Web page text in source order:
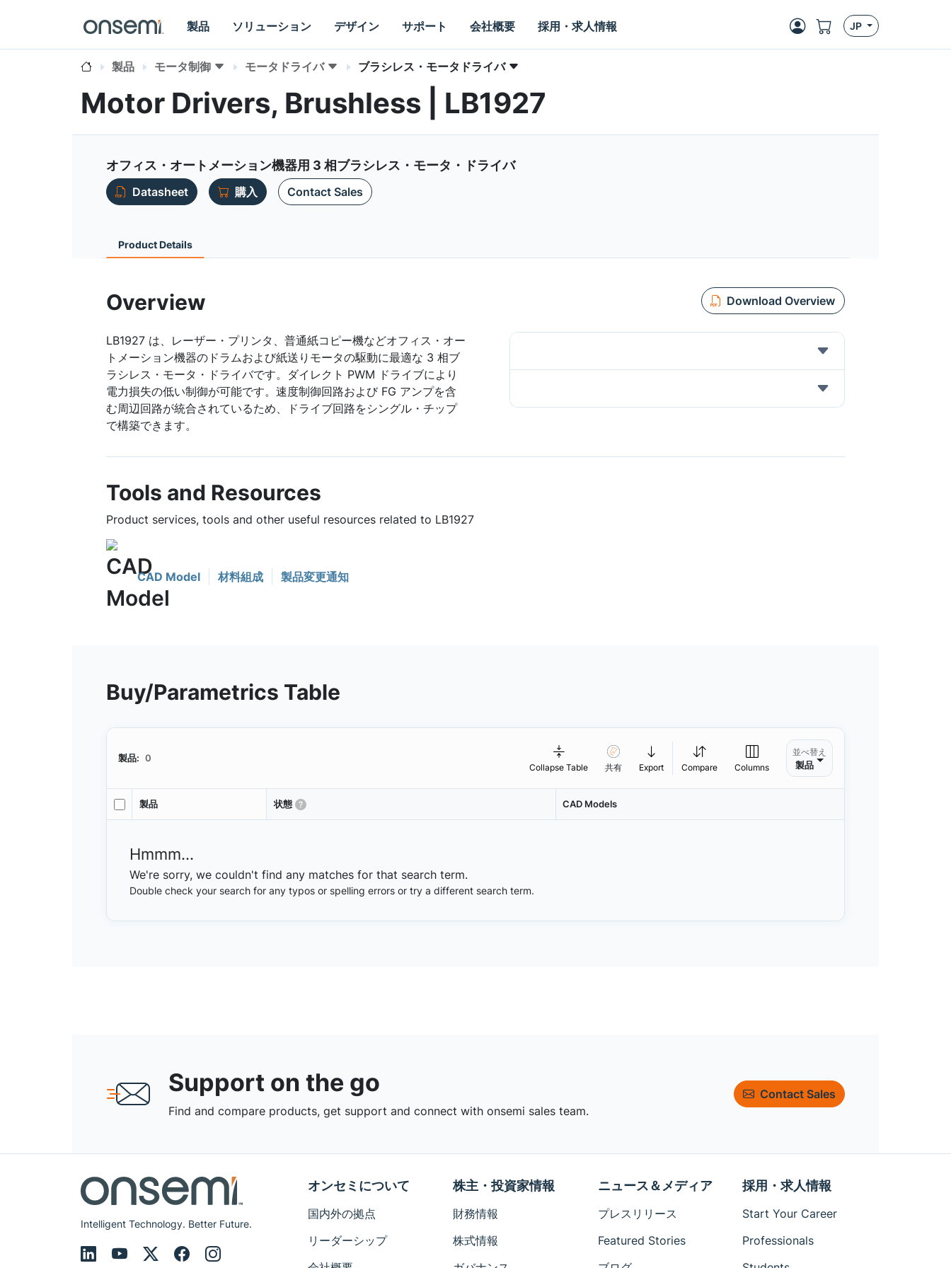
製品 ソリューション デザイン サポート 会社概要 採用・求人情報 JP
製品 モータ制御 モータドライバ ブラシレス・モータドライバ
Motor Drivers, Brushless | LB1927
オフィス・オートメーション機器用 3 相ブラシレス・モータ・ドライバ
Datasheet 購入 Contact Sales
Product Details
Overview Download Overview
LB1927 は、レーザー・プリンタ、普通紙コピー機などオフィス・オー
トメーション機器のドラムおよび紙送りモータの駆動に最適な 3 相ブ
ラシレス・モータ・ドライバです。ダイレクト PWM ドライブにより
電力損失の低い制御が可能です。速度制御回路および FG アンプを含
む周辺回路が統合されているため、ドライブ回路をシングル・チップ
で構築できます。
Tools and Resources
Product services, tools and other useful resources related to LB1927
CAD Model 材料組成 製品変更通知
Buy/Parametrics Table
製品: 0
Collapse Table 共有 Export Compare Columns
並べ替え
製品
製品 状態 CAD Models
Hmmm...
We're sorry, we couldn't find any matches for that search term.
Double check your search for any typos or spelling errors or try a different search term.
Support on the go
Find and compare products, get support and connect with onsemi sales team.
Contact Sales
Intelligent Technology. Better Future.
オンセミについて
国内外の拠点
リーダーシップ
株主・投資家情報
財務情報
株式情報
ニュース＆メディア
プレスリリース
Featured Stories
採用・求人情報
Start Your Career
Professionals